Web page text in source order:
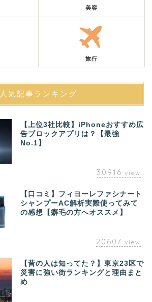
美容
旅行
人気記事ランキング
【上位3社比較】iPhoneおすすめ広
告ブロックアプリは？【最強
No.1】
30916 view
【口コミ】フィヨーレファシナート
シャンプーAC解析実際使ってみて
の感想【癖毛の方へオススメ】
20607 view
【昔の人は知ってた？】東京23区で
災害に強い街ランキングと理由まと
め